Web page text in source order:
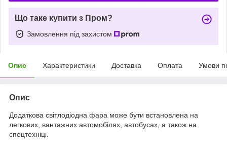
Що таке купити з Пром?
Замовлення під захистом
Опис Характеристики Доставка Оплата Умови
Опис
Додаткова світлодіодна фара може бути встановлена на
легкових, вантажних автомобілях, автобусах, а також на
спецтехніці.